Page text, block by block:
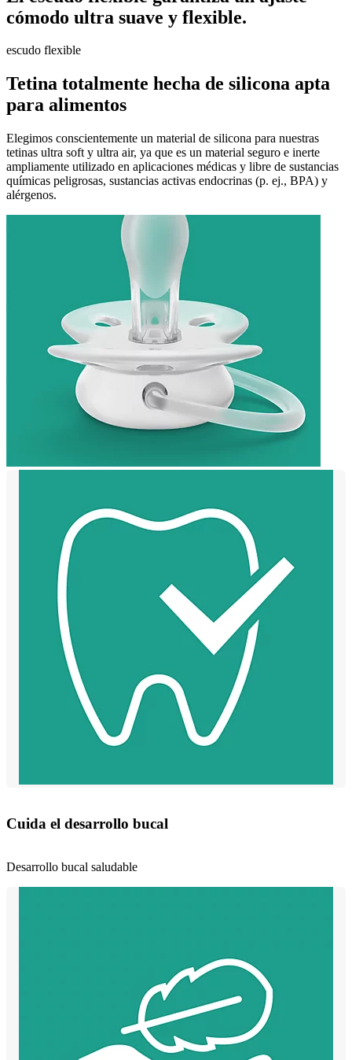
cómodo ultra suave y flexible.
escudo flexible
Tetina totalmente hecha de silicona apta
para alimentos
Elegimos conscientemente un material de silicona para nuestras
tetinas ultra soft y ultra air, ya que es un material seguro e inerte
ampliamente utilizado en aplicaciones médicas y libre de sustancias
químicas peligrosas, sustancias activas endocrinas (p. ej., BPA) y
alérgenos.
Cuida el desarrollo bucal
Desarrollo bucal saludable